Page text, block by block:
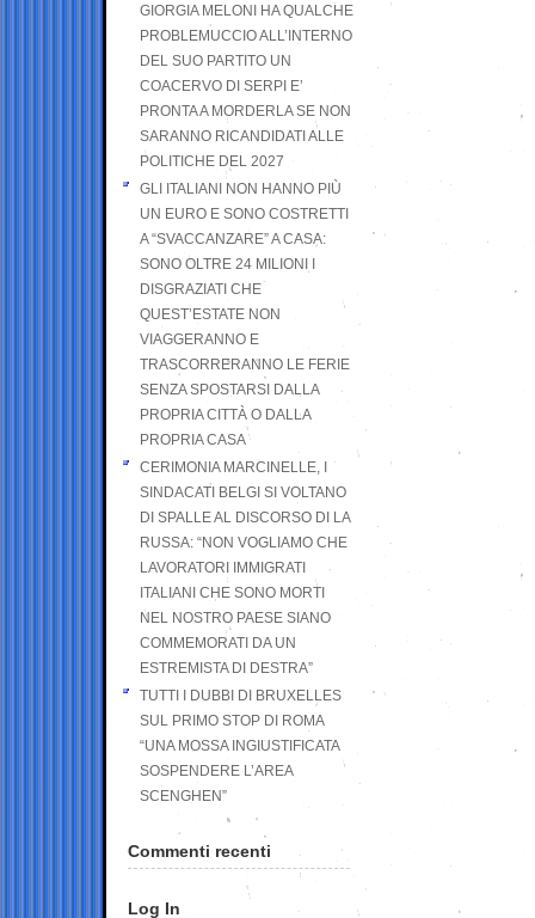
GIORGIA MELONI HA QUALCHE
PROBLEMUCCIO ALL’INTERNO
DEL SUO PARTITO UN
COACERVO DI SERPI E’
PRONTA A MORDERLA SE NON
SARANNO RICANDIDATI ALLE
POLITICHE DEL 2027
GLI ITALIANI NON HANNO PIÙ
UN EURO E SONO COSTRETTI
A “SVACCANZARE” A CASA:
SONO OLTRE 24 MILIONI I
DISGRAZIATI CHE
QUEST’ESTATE NON
VIAGGERANNO E
TRASCORRERANNO LE FERIE
SENZA SPOSTARSI DALLA
PROPRIA CITTÀ O DALLA
PROPRIA CASA
CERIMONIA MARCINELLE, I
SINDACATI BELGI SI VOLTANO
DI SPALLE AL DISCORSO DI LA
RUSSA: “NON VOGLIAMO CHE
LAVORATORI IMMIGRATI
ITALIANI CHE SONO MORTI
NEL NOSTRO PAESE SIANO
COMMEMORATI DA UN
ESTREMISTA DI DESTRA”
TUTTI I DUBBI DI BRUXELLES
SUL PRIMO STOP DI ROMA
“UNA MOSSA INGIUSTIFICATA
SOSPENDERE L’AREA
SCENGHEN”
Commenti recenti
Log In